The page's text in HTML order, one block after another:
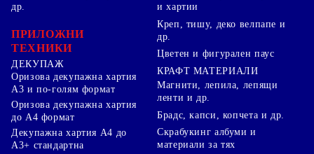
др.
ПРИЛОЖНИ
ТЕХНИКИ
ДЕКУПАЖ
Оризова декупажна хартия
А3 и по-голям формат
Оризова декупажна хартия
до А4 формат
Декупажна хартия А4 до
А3+ стандартна
и хартии
Креп, тишу, деко велпапе и
др.
Цветен и фигурален паус
КРАФТ МАТЕРИАЛИ
Магнити, лепила, лепящи
ленти и др.
Брадс, капси, копчета и др.
Скрабукинг албуми и
материали за тях